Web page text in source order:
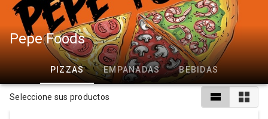
Pepe Foods
PIZZAS EMPANADAS BEBIDAS
Seleccione sus productos